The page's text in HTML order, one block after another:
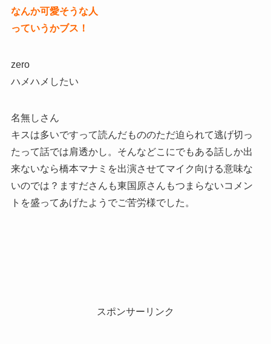
なんか可愛そうな人
っていうかブス！
zero
ハメハメしたい
名無しさん
キスは多いですって読んだもののただ迫られて逃げ切っ
たって話では肩透かし。そんなどこにでもある話しか出
来ないなら橋本マナミを出演させてマイク向ける意味な
いのでは？ますださんも東国原さんもつまらないコメン
トを盛ってあげたようでご苦労様でした。
スポンサーリンク